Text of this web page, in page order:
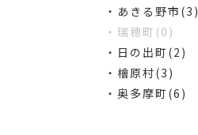
・あきる野市(3)
・瑞穂町(0)
・日の出町(2)
・檜原村(3)
・奥多摩町(6)